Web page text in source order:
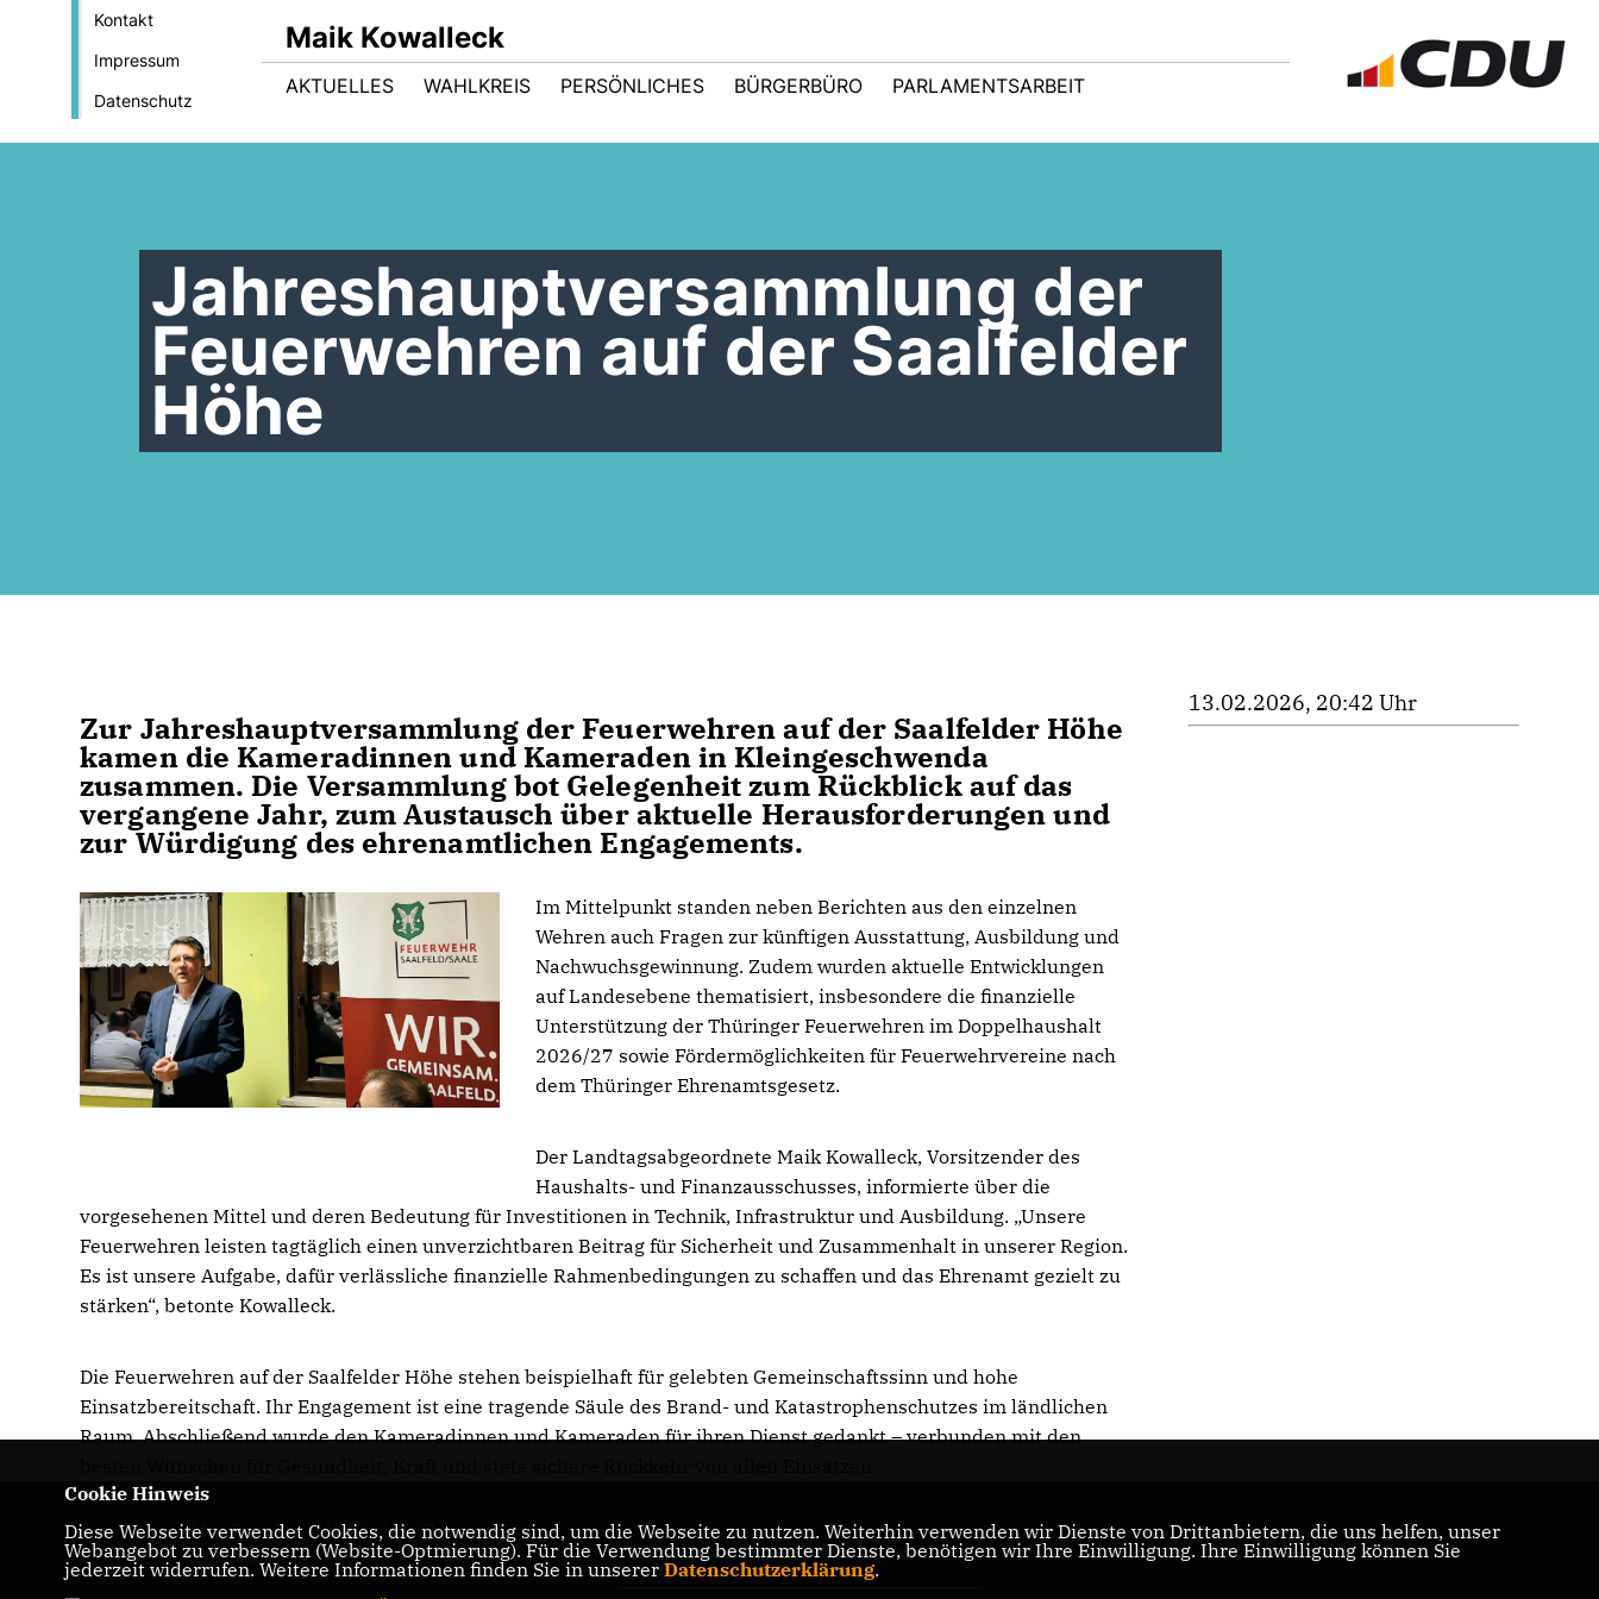
Kontakt
Impressum
Datenschutz
Maik Kowalleck
AKTUELLES WAHLKREIS PERSÖNLICHES BÜRGERBÜRO PARLAMENTSARBEIT
Jahreshauptversammlung der
Feuerwehren auf der Saalfelder
Höhe
Zur Jahreshauptversammlung der Feuerwehren auf der Saalfelder Höhe
kamen die Kameradinnen und Kameraden in Kleingeschwenda
zusammen. Die Versammlung bot Gelegenheit zum Rückblick auf das
vergangene Jahr, zum Austausch über aktuelle Herausforderungen und
zur Würdigung des ehrenamtlichen Engagements.
Im Mittelpunkt standen neben Berichten aus den einzelnen
Wehren auch Fragen zur künftigen Ausstattung, Ausbildung und
Nachwuchsgewinnung. Zudem wurden aktuelle Entwicklungen
auf Landesebene thematisiert, insbesondere die finanzielle
Unterstützung der Thüringer Feuerwehren im Doppelhaushalt
2026/27 sowie Fördermöglichkeiten für Feuerwehrvereine nach
dem Thüringer Ehrenamtsgesetz.
Der Landtagsabgeordnete Maik Kowalleck, Vorsitzender des
Haushalts- und Finanzausschusses, informierte über die
vorgesehenen Mittel und deren Bedeutung für Investitionen in Technik, Infrastruktur und Ausbildung. „Unsere
Feuerwehren leisten tagtäglich einen unverzichtbaren Beitrag für Sicherheit und Zusammenhalt in unserer Region.
Es ist unsere Aufgabe, dafür verlässliche finanzielle Rahmenbedingungen zu schaffen und das Ehrenamt gezielt zu
stärken“, betonte Kowalleck.
Die Feuerwehren auf der Saalfelder Höhe stehen beispielhaft für gelebten Gemeinschaftssinn und hohe
Einsatzbereitschaft. Ihr Engagement ist eine tragende Säule des Brand- und Katastrophenschutzes im ländlichen
Raum. Abschließend wurde den Kameradinnen und Kameraden für ihren Dienst gedankt – verbunden mit den
13.02.2026, 20:42 Uhr
Maik Kowalleck - Mitglied des Thüringer
Landtags
CDU Landesverband Thüringen
Cookie Hinweis
Diese Webseite verwendet Cookies, die notwendig sind, um die Webseite zu nutzen. Weiterhin verwenden wir Dienste von Drittanbietern, die uns helfen, unser
Webangebot zu verbessern (Website-Optmierung). Für die Verwendung bestimmter Dienste, benötigen wir Ihre Einwilligung. Ihre Einwilligung können Sie
jederzeit widerrufen. Weitere Informationen finden Sie in unserer Datenschutzerklärung.